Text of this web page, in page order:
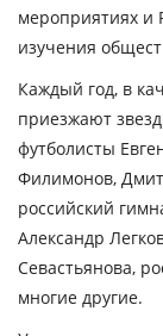
мероприятиях и
изучения
Каждый год, в
приезжают
футболисты
Филимонов,
российский
Александр
Севастьянова,
многие другие.